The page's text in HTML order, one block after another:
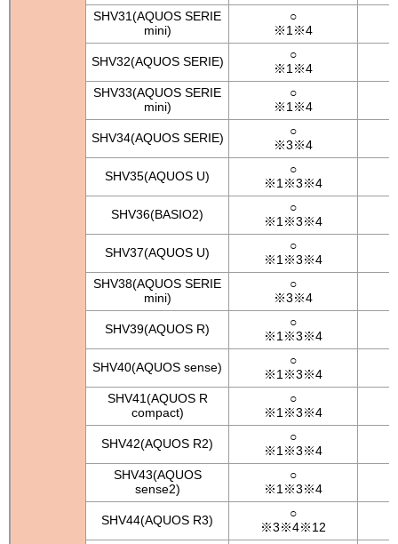
SHV31(AQUOS SERIE
mini)
○
※1※4
SHV32(AQUOS SERIE)
○
※1※4
SHV33(AQUOS SERIE
mini)
○
※1※4
SHV34(AQUOS SERIE)
○
※3※4
SHV35(AQUOS U)
○
※1※3※4
SHV36(BASIO2)
○
※1※3※4
SHV37(AQUOS U)
○
※1※3※4
SHV38(AQUOS SERIE
mini)
○
※3※4
SHV39(AQUOS R)
○
※1※3※4
SHV40(AQUOS sense)
○
※1※3※4
SHV41(AQUOS R
compact)
○
※1※3※4
SHV42(AQUOS R2)
○
※1※3※4
SHV43(AQUOS
sense2)
○
※1※3※4
SHV44(AQUOS R3)
○
※3※4※12